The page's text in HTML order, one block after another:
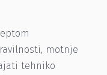
motnje
tehniko